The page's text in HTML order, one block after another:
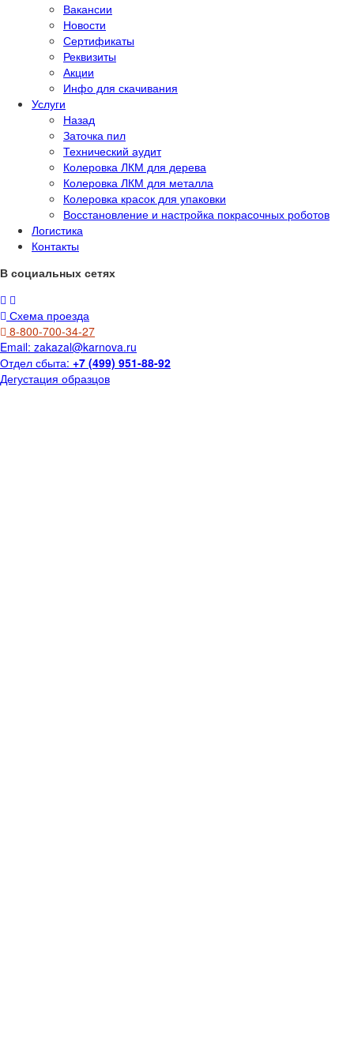
Вакансии
Новости
Сертификаты
Реквизиты
Акции
Инфо для скачивания
Услуги
Назад
Заточка пил
Технический аудит
Колеровка ЛКМ для дерева
Колеровка ЛКМ для металла
Колеровка красок для упаковки
Восстановление и настройка покрасочных роботов
Логистика
Контакты
В социальных сетях
Схема проезда
8-800-700-34-27
Email: zakazal@karnova.ru
Отдел сбыта: +7 (499) 951-88-92
Дегустация образцов